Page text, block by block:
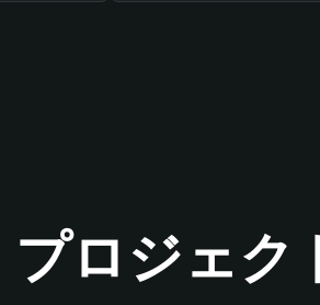
プロジェク